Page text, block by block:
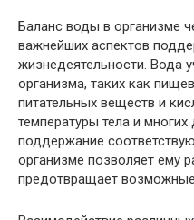
Баланс воды в организме
важнейших аспектов
жизнедеятельности. Вода
организма, таких как
питательных веществ и
температуры тела и
поддержание
организме позволяет ему
предотвращает